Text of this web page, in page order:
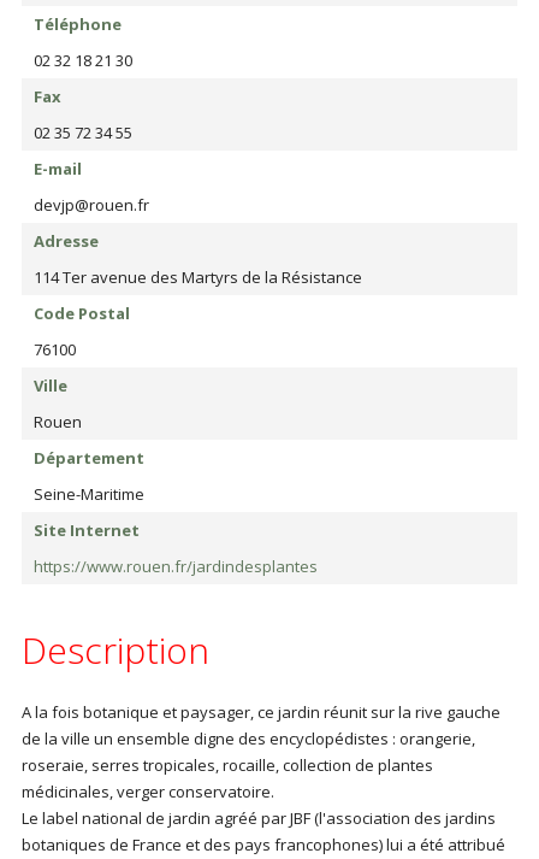
Téléphone
02 32 18 21 30
Fax
02 35 72 34 55
E-mail
devjp@rouen.fr
Adresse
114 Ter avenue des Martyrs de la Résistance
Code Postal
76100
Ville
Rouen
Département
Seine-Maritime
Site Internet
https://www.rouen.fr/jardindesplantes
Description
A la fois botanique et paysager, ce jardin réunit sur la rive gauche
de la ville un ensemble digne des encyclopédistes : orangerie,
roseraie, serres tropicales, rocaille, collection de plantes
médicinales, verger conservatoire.
Le label national de jardin agréé par JBF (l'association des jardins
botaniques de France et des pays francophones) lui a été attribué